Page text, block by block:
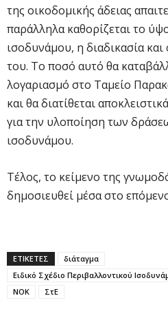
της οικοδομικής άδειας
παράλληλα καθορίζεται το
ισοδυνάμου, η διαδικασία
του. Το ποσό αυτό θα
λογαριασμό στο Ταμείο
και θα διατίθεται
για την υλοποίηση των
ισοδυνάμου.
Τέλος, το κείμενο της
δημοσιευθεί μέσα στο
ΕΤΙΚΕΤΕΣ
διάταγμα
Ειδικό Σχέδιο Περιβαλλοντικού
ΝΟΚ
ΣτΕ